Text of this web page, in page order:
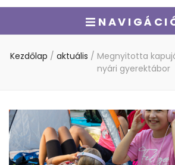
Kezdőlap / aktuális / Megnyitotta
nyári gyerektábor